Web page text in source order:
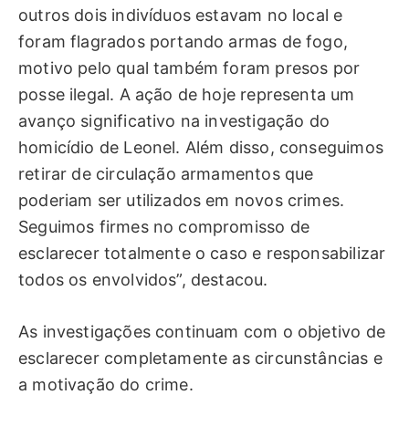
outros dois indivíduos estavam no local e
foram flagrados portando armas de fogo,
motivo pelo qual também foram presos por
posse ilegal. A ação de hoje representa um
avanço significativo na investigação do
homicídio de Leonel. Além disso, conseguimos
retirar de circulação armamentos que
poderiam ser utilizados em novos crimes.
Seguimos firmes no compromisso de
esclarecer totalmente o caso e responsabilizar
todos os envolvidos”, destacou.
As investigações continuam com o objetivo de
esclarecer completamente as circunstâncias e
a motivação do crime.